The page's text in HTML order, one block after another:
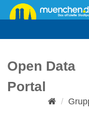
Überspringen
zum
Open Data
Portal